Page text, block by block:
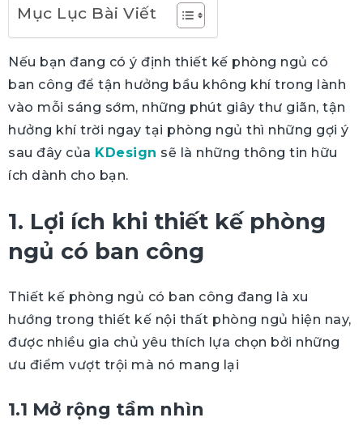
Mục Lục Bài Viết
Nếu bạn đang có ý định thiết kế phòng ngủ có
ban công để tận hưởng bầu không khí trong lành
vào mỗi sáng sớm, những phút giây thư giãn, tận
hưởng khí trời ngay tại phòng ngủ thì những gợi ý
sau đây của KDesign sẽ là những thông tin hữu
ích dành cho bạn.
1. Lợi ích khi thiết kế phòng
ngủ có ban công
Thiết kế phòng ngủ có ban công đang là xu
hướng trong thiết kế nội thất phòng ngủ hiện nay,
được nhiều gia chủ yêu thích lựa chọn bởi những
ưu điểm vượt trội mà nó mang lại
1.1 Mở rộng tầm nhìn